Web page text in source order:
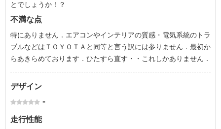
とでしょうか！？
不満な点
特にありません．エアコンやインテリアの質感・電気系統のトラ
ブルなどはＴＯＹＯＴＡと同等と言う訳には参りません．最初か
らあきらめております．ひたすら直す・・これしかありません．
デザイン
-
走行性能